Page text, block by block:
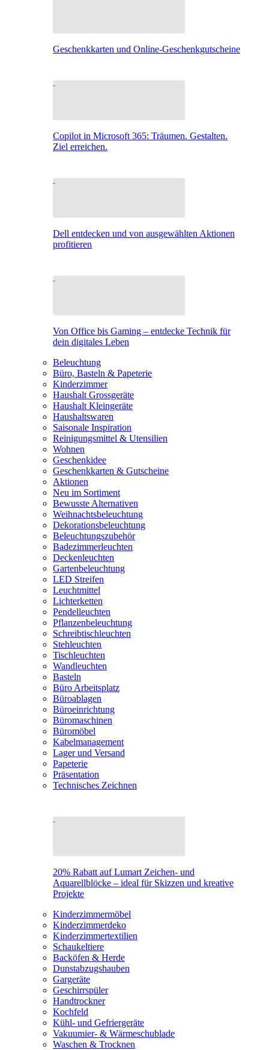
Geschenkkarten und Online-Geschenkgutscheine
Copilot in Microsoft 365: Träumen. Gestalten.
Ziel erreichen.
Dell entdecken und von ausgewählten Aktionen
profitieren
Von Office bis Gaming – entdecke Technik für
dein digitales Leben
Beleuchtung
Büro, Basteln & Papeterie
Kinderzimmer
Haushalt Grossgeräte
Haushalt Kleingeräte
Haushaltswaren
Saisonale Inspiration
Reinigungsmittel & Utensilien
Wohnen
Geschenkidee
Geschenkkarten & Gutscheine
Aktionen
Neu im Sortiment
Bewusste Alternativen
Weihnachtsbeleuchtung
Dekorationsbeleuchtung
Beleuchtungszubehör
Badezimmerleuchten
Deckenleuchten
Gartenbeleuchtung
LED Streifen
Leuchtmittel
Lichterketten
Pendelleuchten
Pflanzenbeleuchtung
Schreibtischleuchten
Stehleuchten
Tischleuchten
Wandleuchten
Basteln
Büro Arbeitsplatz
Büroablagen
Büroeinrichtung
Büromaschinen
Büromöbel
Kabelmanagement
Lager und Versand
Papeterie
Präsentation
Technisches Zeichnen
20% Rabatt auf Lumart Zeichen- und
Aquarellblöcke – ideal für Skizzen und kreative
Projekte
Kinderzimmermöbel
Kinderzimmerdeko
Kinderzimmertextilien
Schaukeltiere
Backöfen & Herde
Dunstabzugshauben
Gargeräte
Geschirrspüler
Handtrockner
Kochfeld
Kühl- und Gefriergeräte
Vakuumier- & Wärmeschublade
Waschen & Trocknen